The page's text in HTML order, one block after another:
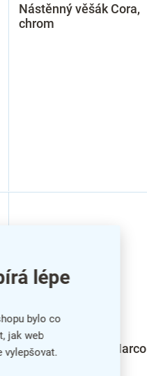
lépe
bylo co
jak web
vylepšovat.
Nástěnný věšák Cora,
chrom
Nástěnný věšák Marco